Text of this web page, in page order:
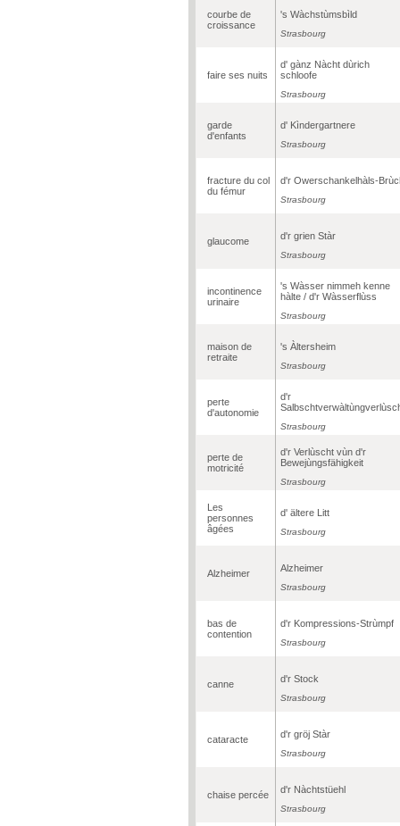
courbe de
croissance
's Wàchstùmsbìld
Strasbourg
faire ses nuits
d' gànz Nàcht dùrich
schloofe
Strasbourg
garde
d'enfants
d' Kìndergartnere
Strasbourg
fracture du col
du fémur
d'r Owerschankelhàls-
Strasbourg
glaucome d'r grien Stàr
Strasbourg
incontinence
urinaire
's Wàsser nimmeh kenne
hàlte / d'r Wàsserflùss
Strasbourg
maison de
retraite
's Àltersheim
Strasbourg
perte
d'autonomie
d'r
Strasbourg
perte de
motricité
d'r Verlùscht vùn d'r
Bewejùngsfähigkeit
Strasbourg
Les
personnes
âgées
d' ältere Litt
Strasbourg
Alzheimer Alzheimer
Strasbourg
bas de
contention
d'r Kompressions-Strùmpf
Strasbourg
canne d'r Stock
Strasbourg
cataracte d'r gröj Stàr
Strasbourg
chaise percée d'r Nàchtstüehl
Strasbourg